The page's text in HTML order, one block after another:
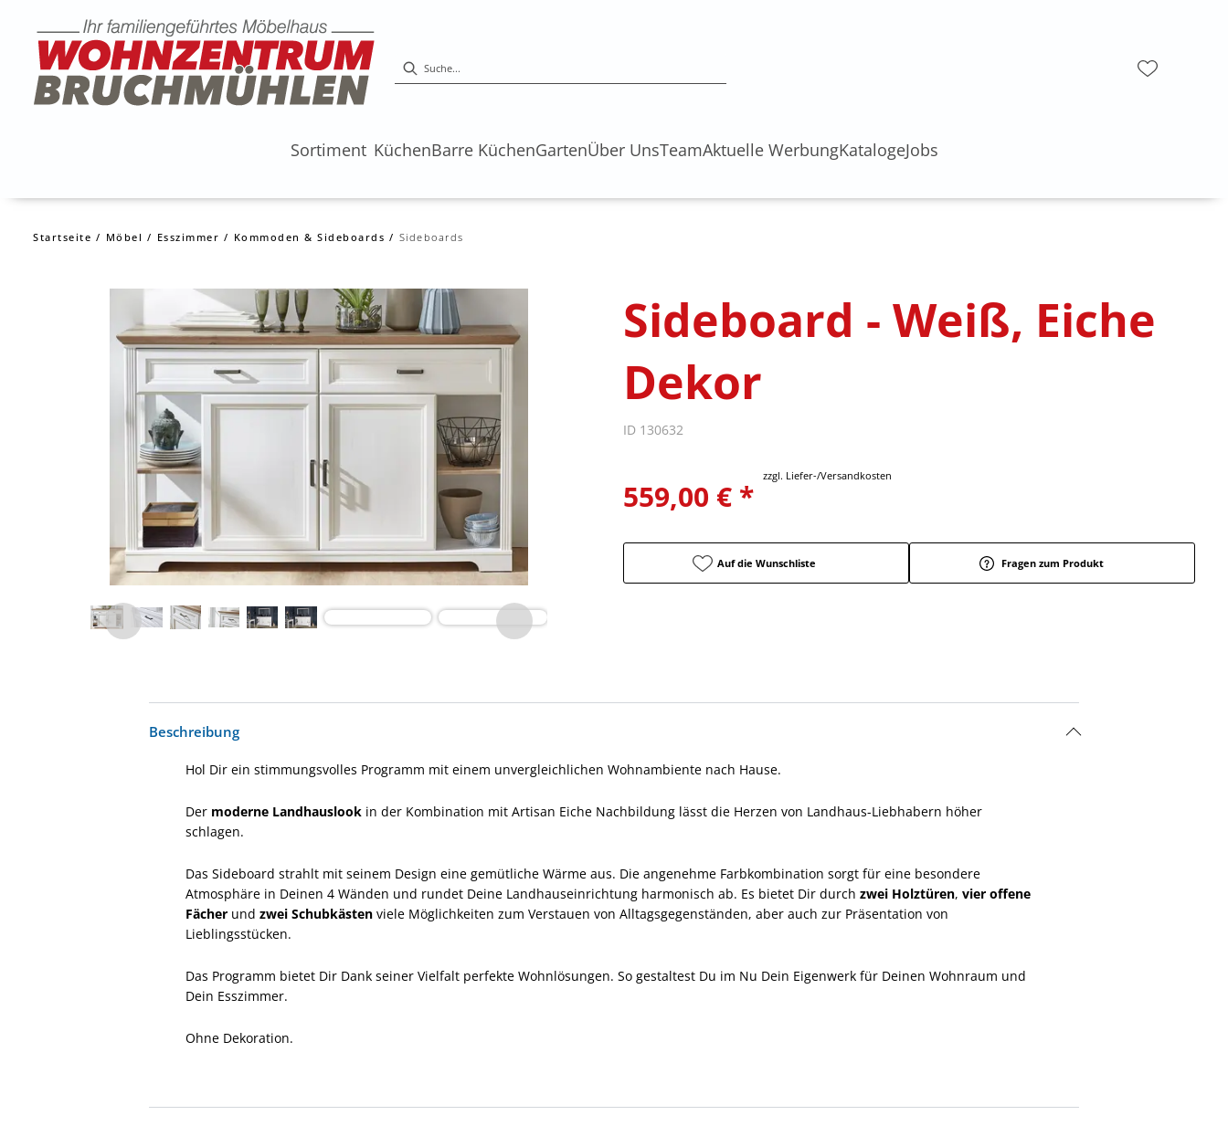
Sortiment KüchenBarre KüchenGartenÜber UnsTeamAktuelle WerbungKatalogeJobs
Startseite Möbel Esszimmer Kommoden & Sideboards Sideboards
Sideboard - Weiß, Eiche
Dekor
ID 130632
559,00 € *
zzgl. Liefer-/Versandkosten
Auf die Wunschliste Fragen zum Produkt
Beschreibung
Hol Dir ein stimmungsvolles Programm mit einem unvergleichlichen Wohnambiente nach Hause.
Der moderne Landhauslook in der Kombination mit Artisan Eiche Nachbildung lässt die Herzen von Landhaus-Liebhabern höher
schlagen.
Das Sideboard strahlt mit seinem Design eine gemütliche Wärme aus. Die angenehme Farbkombination sorgt für eine besondere
Atmosphäre in Deinen 4 Wänden und rundet Deine Landhauseinrichtung harmonisch ab. Es bietet Dir durchzwei Holztüren,vier offene
Fächer undzwei Schubkästen viele Möglichkeiten zum Verstauen von Alltagsgegenständen, aber auch zur Präsentation von
Lieblingsstücken.
Das Programm bietet Dir Dank seiner Vielfalt perfekte Wohnlösungen. So gestaltest Du im Nu Dein Eigenwerk für Deinen Wohnraum und
Dein Esszimmer.
Ohne Dekoration.